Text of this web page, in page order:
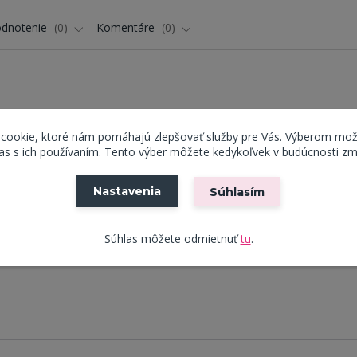
0 Komentáre 0
v odolnej látke v čiernej farbe, ktoré okrem jednoduchej
masívnym sedákom, ktorý je zárukou pohodlného
nôžkami v prírodnom prevedení z masívneho dreva, ktoré sú aj
je vhodné ako výrazný sólo prvok, funkčný aj dizajnový, do
ktoré nám pomáhajú zlepšovať služby pre Vás. Výberom
s ich používaním. Tento výber môžete kedykoľvek v budúcnosti
Nastavenia Súhlasím
Súhlas môžete odmietnuťtu.